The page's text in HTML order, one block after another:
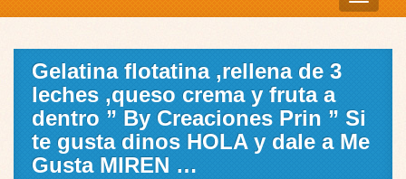
Gelatina flotatina ,rellena de 3
leches ,queso crema y fruta a
dentro ” By Creaciones Prin ” Si
te gusta dinos HOLA y dale a Me
Gusta MIREN …